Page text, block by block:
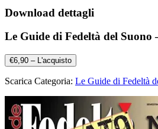
Download dettagli
Le Guide di Fedeltà del Suono
€6,90 – L'acquisto
Scarica Categoria: Le Guide di Fedeltà